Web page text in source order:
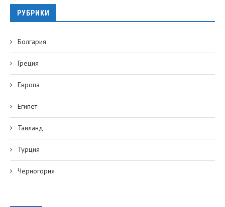
РУБРИКИ
Болгария
Греция
Европа
Египет
Таиланд
Турция
Черногория